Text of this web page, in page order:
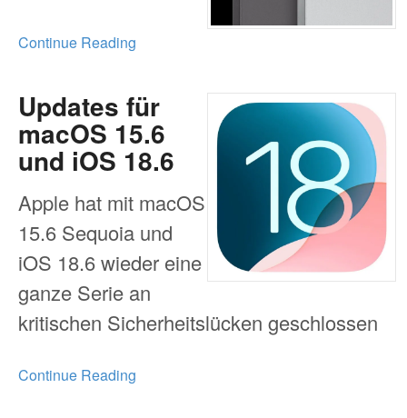
Continue Reading
Updates für
macOS 15.6
und iOS 18.6
Apple hat mit macOS
15.6 Sequoia und
iOS 18.6 wieder eine
ganze Serie an
kritischen Sicherheitslücken geschlossen
Continue Reading